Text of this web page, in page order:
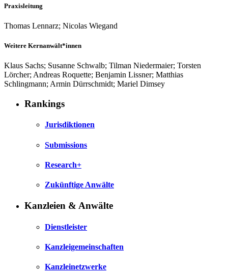
Praxisleitung
Thomas Lennarz; Nicolas Wiegand
Weitere Kernanwält*innen
Klaus Sachs; Susanne Schwalb; Tilman Niedermaier; Torsten
Lörcher; Andreas Roquette; Benjamin Lissner; Matthias
Schlingmann; Armin Dürrschmidt; Mariel Dimsey
Rankings
Jurisdiktionen
Submissions
Research+
Zukünftige Anwälte
Kanzleien & Anwälte
Dienstleister
Kanzleigemeinschaften
Kanzleinetzwerke